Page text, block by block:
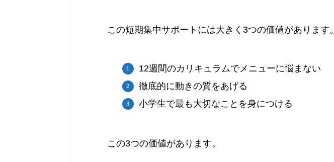
この短期集中サポートには大きく3つの価値があります。
12週間のカリキュラムでメニューに悩まない
徹底的に動きの質をあげる
小学生で最も大切なことを身につける
この3つの価値があります。